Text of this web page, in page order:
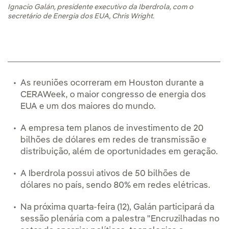
Ignacio Galán, presidente executivo da Iberdrola, com o
secretário de Energia dos EUA, Chris Wright.
As reuniões ocorreram em Houston durante a
CERAWeek, o maior congresso de energia dos
EUA e um dos maiores do mundo.
A empresa tem planos de investimento de 20
bilhões de dólares em redes de transmissão e
distribuição, além de oportunidades em geração.
A Iberdrola possui ativos de 50 bilhões de
dólares no país, sendo 80% em redes elétricas.
Na próxima quarta-feira (12), Galán participará da
sessão plenária com a palestra "Encruzilhadas no